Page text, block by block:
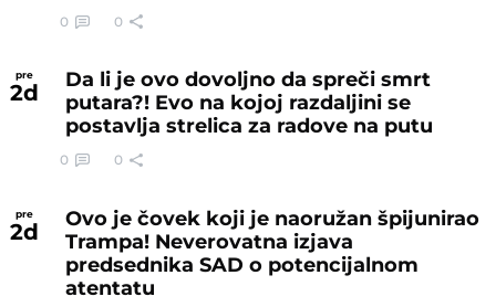
0 0
pre
2d
Da li je ovo dovoljno da spreči smrt
putara?! Evo na kojoj razdaljini se
postavlja strelica za radove na putu
0 0
pre
2d
Ovo je čovek koji je naoružan špijunirao
Trampa! Neverovatna izjava
predsednika SAD o potencijalnom
atentatu